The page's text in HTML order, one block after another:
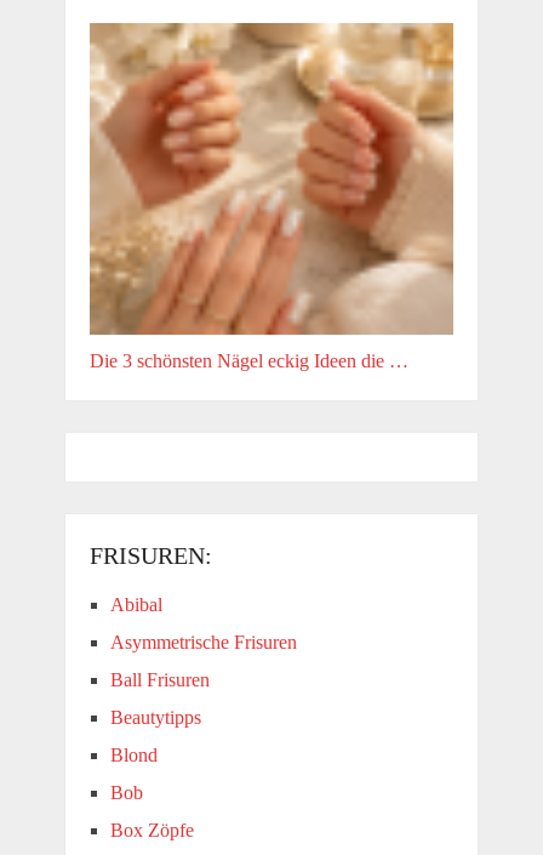
Die 3 schönsten Nägel eckig Ideen die …
FRISUREN:
Abibal
Asymmetrische Frisuren
Ball Frisuren
Beautytipps
Blond
Bob
Box Zöpfe